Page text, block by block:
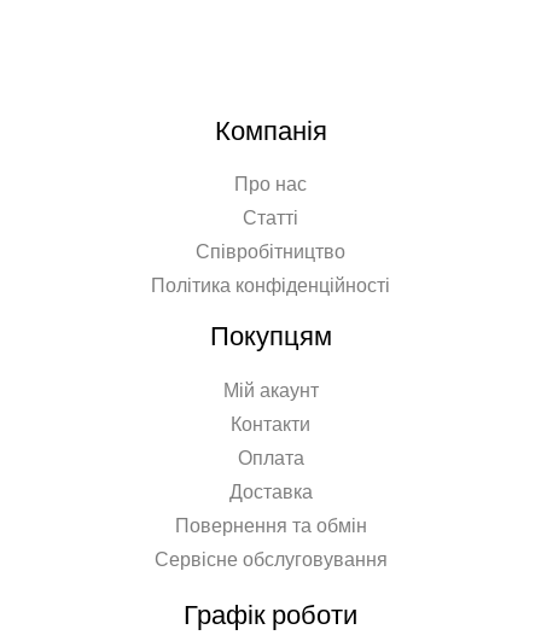
Компанія
Про нас
Статті
Співробітництво
Політика конфіденційності
Покупцям
Мій акаунт
Контакти
Оплата
Доставка
Повернення та обмін
Сервісне обслуговування
Графік роботи